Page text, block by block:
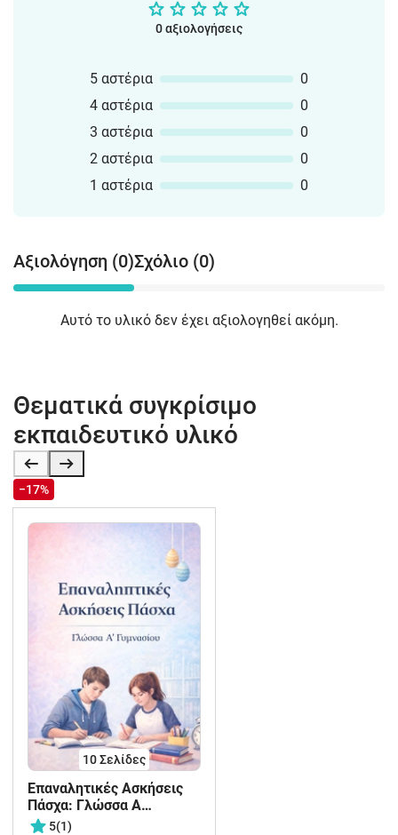
0 αξιολογήσεις
5 αστέρια
0
4 αστέρια
0
3 αστέρια
0
2 αστέρια
0
1 αστέρια
0
Αξιολόγηση (0)Σχόλιο (0)
Αυτό το υλικό δεν έχει αξιολογηθεί ακόμη.
Θεματικά συγκρίσιμο
εκπαιδευτικό υλικό
−17%
10Σελίδες
Επαναλητικές Ασκήσεις
Πάσχα: Γλώσσα Α
Γυμνασίου
5(1)